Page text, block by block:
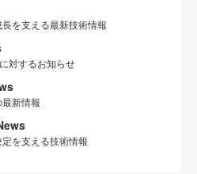
を支える最新技術情報
対するお知らせ
新情報
を支える技術情報